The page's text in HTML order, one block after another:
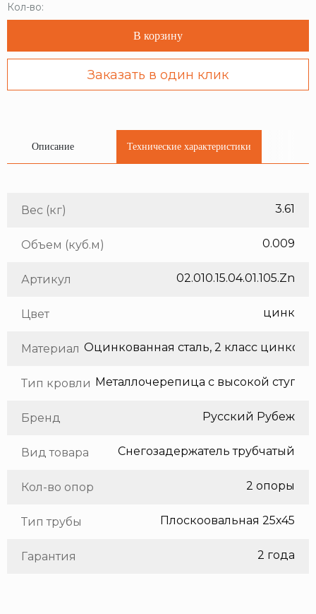
Кол-во:
В корзину
Заказать в один клик
Описание Технические характеристики
Вес (кг) 3.61
Объем (куб.м) 0.009
Артикул 02.010.15.04.01.105.Zn
Цвет цинк
Материал
Тип кровли
Бренд Русский Рубеж
Вид товара Снегозадержатель трубчатый
Кол-во опор 2 опоры
Тип трубы Плоскоовальная 25х45
Гарантия 2 года